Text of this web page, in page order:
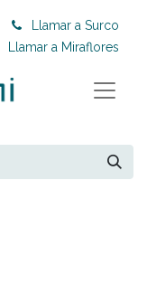
Llamar a Surco
Llamar a Miraflores